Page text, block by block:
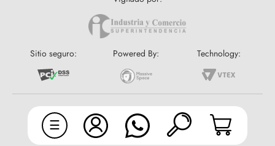
☰
Sitio seguro: Powered By: Technology:
Copyright © 2025 Sportage Tienda es una marca de Crypton SAS
Todos los derechos reservados.